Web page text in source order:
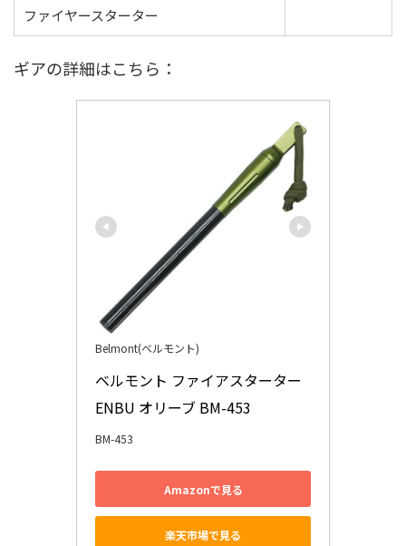
ファイヤースターター
ギアの詳細はこちら：
Belmont(ベルモント)
ベルモント ファイアスターター
ENBU オリーブ BM-453
BM-453
Amazonで見る
楽天市場で見る